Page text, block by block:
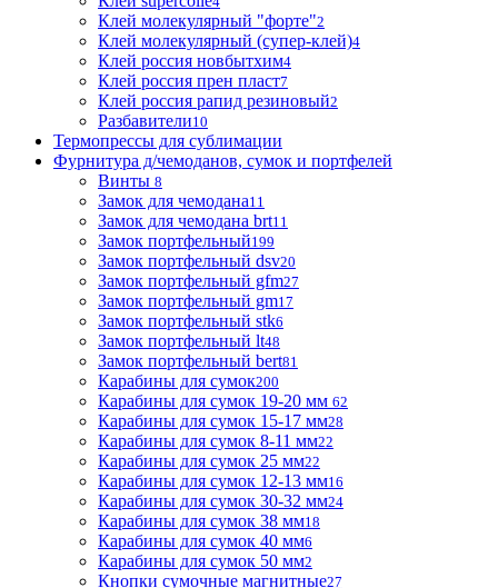
Клей молекулярный "форте"2
Клей молекулярный (супер-клей)4
Клей россия новбытхим4
Клей россия прен пласт7
Клей россия рапид резиновый2
Разбавители10
Термопрессы для сублимации
Фурнитура д/чемоданов, сумок и портфелей
Винты 8
Замок для чемодана11
Замок для чемодана brt11
Замок портфельный199
Замок портфельный dsv20
Замок портфельный gfm27
Замок портфельный gm17
Замок портфельный stk6
Замок портфельный lt48
Замок портфельный bert81
Карабины для сумок200
Карабины для сумок 19-20 мм 62
Карабины для сумок 15-17 мм28
Карабины для сумок 8-11 мм22
Карабины для сумок 25 мм22
Карабины для сумок 12-13 мм16
Карабины для сумок 30-32 мм24
Карабины для сумок 38 мм18
Карабины для сумок 40 мм6
Карабины для сумок 50 мм2
Кнопки сумочные магнитные27